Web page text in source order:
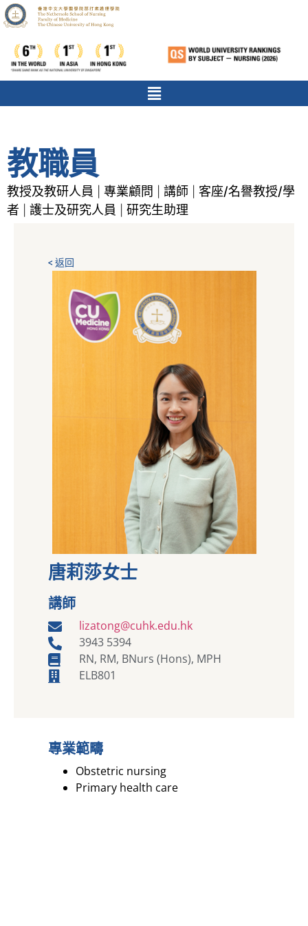
教職員
教授及教研人員 專業顧問 講師
客座/名譽教授/學
者
護士及研究人員 研究生助理
< 返回
唐莉莎女士
講師
lizatong@cuhk.edu.hk
3943 5394
RN, RM, BNurs (Hons), MPH
ELB801
專業範疇
Obstetric nursing
Primary health care